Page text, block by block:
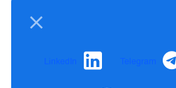
Telegram
LinkedIn